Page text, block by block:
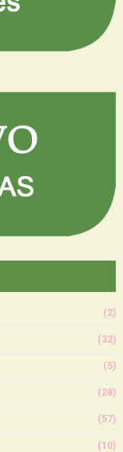
(2)
(32)
(5)
(28)
(57)
(10)